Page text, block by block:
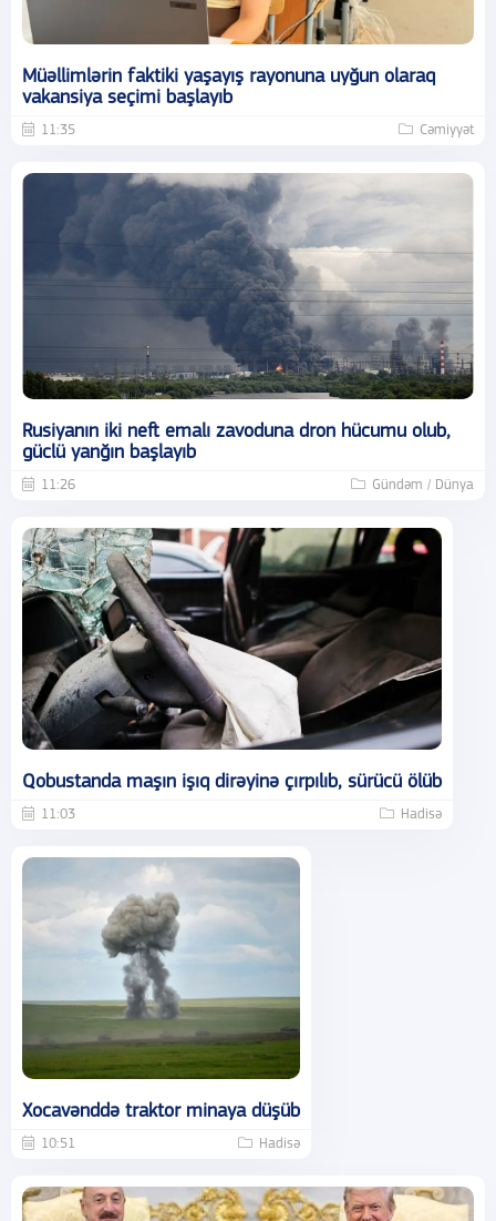
Müəllimlərin faktiki yaşayış rayonuna uyğun olaraq
vakansiya seçimi başlayıb
11:35 Cəmiyyət
Rusiyanın iki neft emalı zavoduna dron hücumu olub,
güclü yanğın başlayıb
11:26 Gündəm / Dünya
Qobustanda maşın işıq dirəyinə çırpılıb, sürücü ölüb
11:03 Hadisə
Xocavənddə traktor minaya düşüb
10:51 Hadisə